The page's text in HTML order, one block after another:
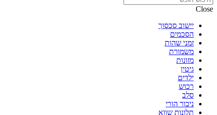
Close
יישוב סכסוך
הסכמים
זמני שהות
משמורת
מזונות
גיטין
ילדים
רכוש
סלב
ניכור הורי
תלונות שווא